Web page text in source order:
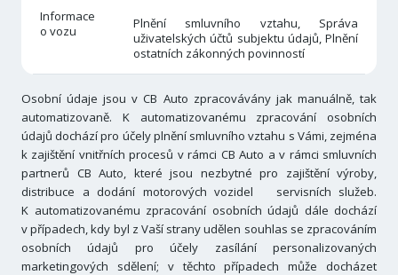
Informace
o vozu
Plnění smluvního vztahu, Správa
uživatelských účtů subjektu údajů, Plnění
ostatních zákonných povinností
Osobní údaje jsou v CB Auto zpracovávány jak manuálně, tak
automatizovaně. K automatizovanému zpracování osobních
údajů dochází pro účely plnění smluvního vztahu s Vámi, zejména
k zajištění vnitřních procesů v rámci CB Auto a v rámci smluvních
partnerů CB Auto, které jsou nezbytné pro zajištění výroby,
distribuce a dodání motorových vozidel servisních služeb.
K automatizovanému zpracování osobních údajů dále dochází
v případech, kdy byl z Vaší strany udělen souhlas se zpracováním
osobních údajů pro účely zasílání personalizovaných
marketingových sdělení; v těchto případech může docházet